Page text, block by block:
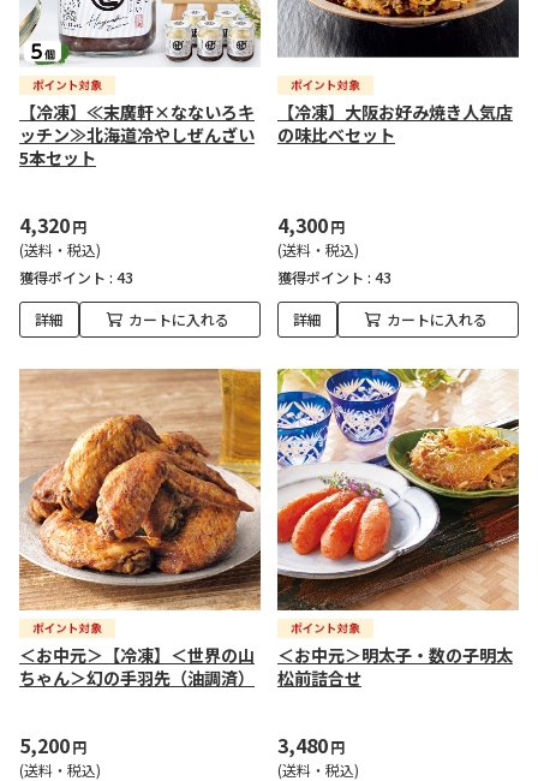
【冷凍】≪末廣軒×なないろキ
ッチン≫北海道冷やしぜんざい
5本セット
4,320円
(送料・税込)
獲得ポイント : 43
詳細 カートに入れる
【冷凍】大阪お好み焼き人気店
の味比べセット
4,300円
(送料・税込)
獲得ポイント : 43
詳細 カートに入れる
＜お中元＞【冷凍】＜世界の山
ちゃん＞幻の手羽先（油調済）
5,200円
(送料・税込)
＜お中元＞明太子・数の子明太
松前詰合せ
3,480円
(送料・税込)